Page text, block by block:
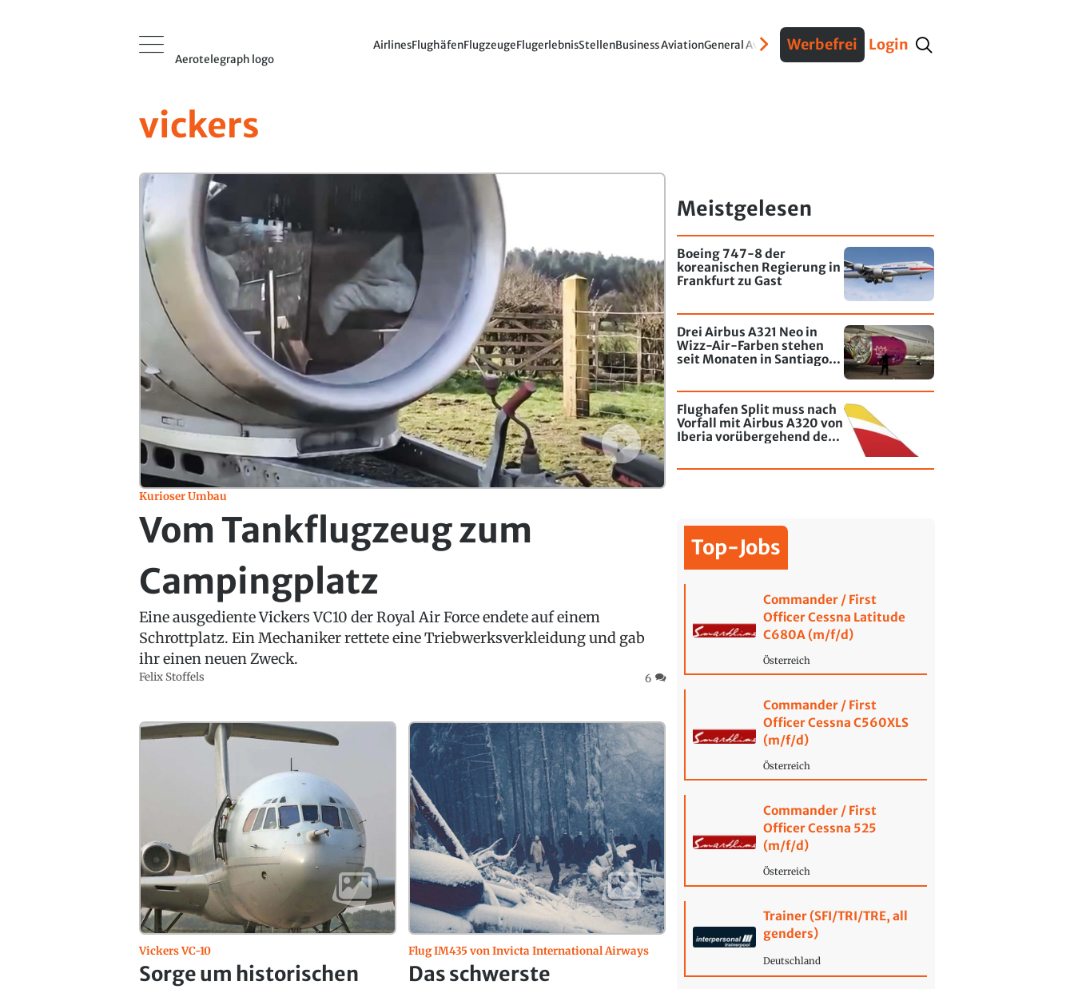
Aerotelegraph logo
AirlinesFlughäfenFlugzeugeFlugerlebnisStellenBusiness AviationGeneral AviationVerteidigungInterviews Fracht
Werbefrei Login
vickers
Kurioser Umbau
Vom Tankflugzeug zum
Campingplatz
Eine ausgediente Vickers VC10 der Royal Air Force endete auf einem
Schrottplatz. Ein Mechaniker rettete eine Triebwerksverkleidung und gab
ihr einen neuen Zweck.
Felix Stoffels 6
Vickers VC-10
Sorge um historischen
Flug IM435 von Invicta International Airways
Das schwerste
Meistgelesen
Boeing 747-8 der
koreanischen Regierung in
Frankfurt zu Gast
Drei Airbus A321 Neo in
Wizz-Air-Farben stehen
seit Monaten in Santiago
Flughafen Split muss nach
Vorfall mit Airbus A320 von
Iberia vorübergehend den
Top-Jobs
Commander / First
Officer Cessna Latitude
C680A (m/f/d)
Österreich
Commander / First
Officer Cessna C560XLS
(m/f/d)
Österreich
Commander / First
Officer Cessna 525
(m/f/d)
Österreich
Trainer (SFI/TRI/TRE, all
genders)
Deutschland